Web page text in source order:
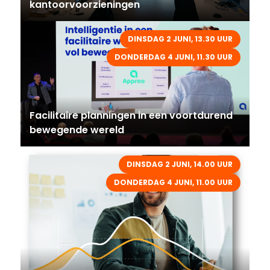
kantoorvoorzieningen
DINSDAG 2 JUNI, 13.30 UUR
DONDERDAG 4 JUNI, 11.30 UUR
Facilitaire planningen in een voortdurend
bewegende wereld
DINSDAG 2 JUNI, 14.00 UUR
DONDERDAG 4 JUNI, 11.00 UUR